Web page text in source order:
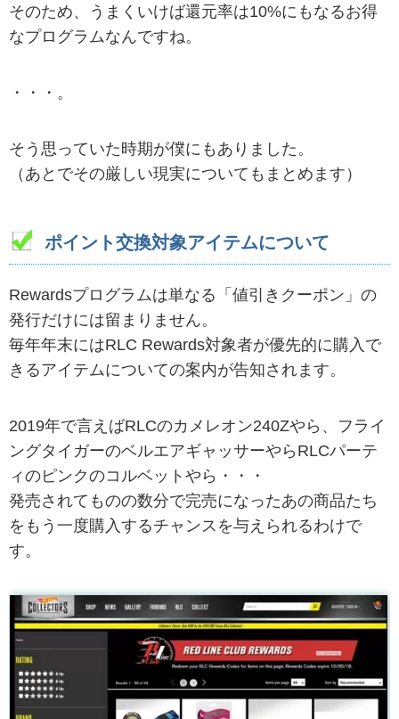
そのため、うまくいけば還元率は10%にもなるお得
なプログラムなんですね。
・・・。
そう思っていた時期が僕にもありました。
（あとでその厳しい現実についてもまとめます）
ポイント交換対象アイテムについて
Rewardsプログラムは単なる「値引きクーポン」の
発行だけには留まりません。
毎年年末にはRLC Rewards対象者が優先的に購入で
きるアイテムについての案内が告知されます。
2019年で言えばRLCのカメレオン240Zやら、フライ
ングタイガーのベルエアギャッサーやらRLCパーテ
ィのピンクのコルベットやら・・・
発売されてものの数分で完売になったあの商品たち
をもう一度購入するチャンスを与えられるわけで
す。